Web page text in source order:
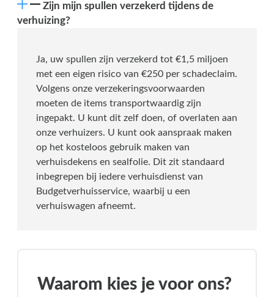
Zijn mijn spullen verzekerd tijdens de
verhuizing?
Ja, uw spullen zijn verzekerd tot €1,5 miljoen
met een eigen risico van €250 per schadeclaim.
Volgens onze verzekeringsvoorwaarden
moeten de items transportwaardig zijn
ingepakt. U kunt dit zelf doen, of overlaten aan
onze verhuizers. U kunt ook aanspraak maken
op het kosteloos gebruik maken van
verhuisdekens en sealfolie. Dit zit standaard
inbegrepen bij iedere verhuisdienst van
Budgetverhuisservice, waarbij u een
verhuiswagen afneemt.
Waarom kies je voor ons?